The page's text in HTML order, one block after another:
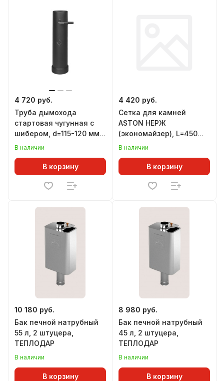
4 720 руб.
Труба дымохода
стартовая чугунная с
шибером, d=115-120 мм,
L=500 мм, ВЕЗУВИЙ
В наличии
В корзину
4 420 руб.
Сетка для камней
ASTON НЕРЖ
(экономайзер), L=450
мм
В наличии
В корзину
10 180 руб.
Бак печной натрубный
55 л, 2 штуцера,
ТЕПЛОДАР
В наличии
В корзину
8 980 руб.
Бак печной натрубный
45 л, 2 штуцера,
ТЕПЛОДАР
В наличии
В корзину